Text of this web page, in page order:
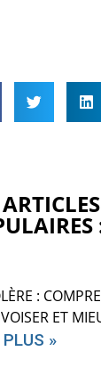
:
ET
»